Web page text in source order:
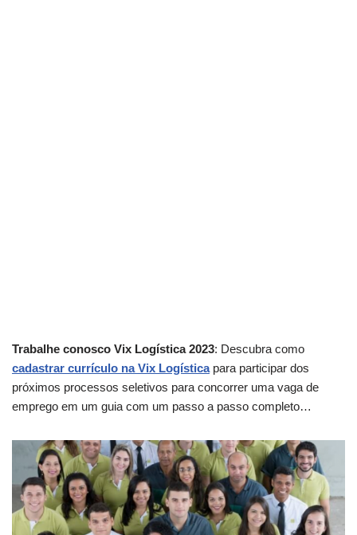
Trabalhe conosco Vix Logística 2023: Descubra como
cadastrar currículo na Vix Logísticapara participar dos
próximos processos seletivos para concorrer uma vaga de
emprego em um guia com um passo a passo completo…